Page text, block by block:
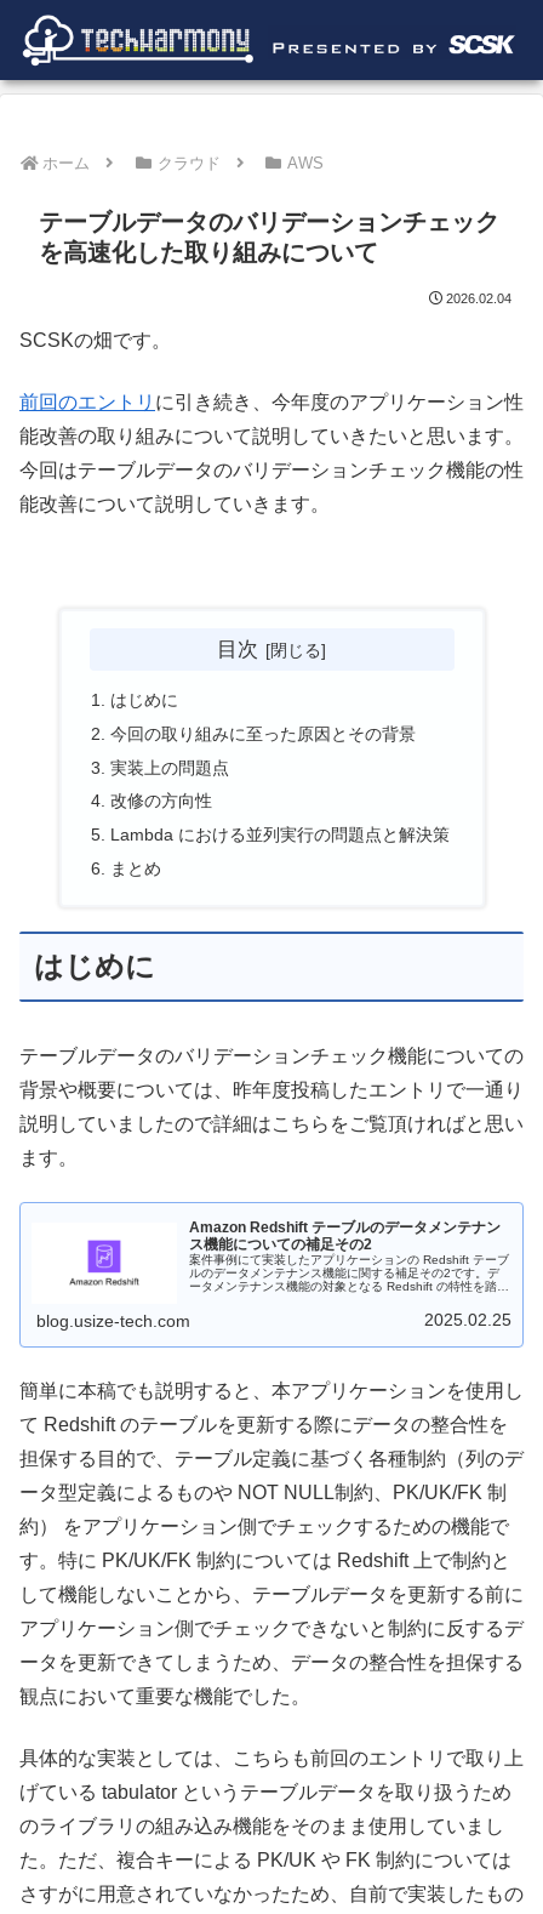
ホーム クラウド AWS
テーブルデータのバリデーションチェック
を高速化した取り組みについて
2026.02.04
SCSKの畑です。
前回のエントリ に引き続き、今年度のアプリケーション性
能改善の取り組みについて説明していきたいと思います。
今回はテーブルデータのバリデーションチェック機能の性
能改善について説明していきます。
目次
はじめに
今回の取り組みに至った原因とその背景
実装上の問題点
改修の方向性
Lambda における並列実行の問題点と解決策
まとめ
はじめに
テーブルデータのバリデーションチェック機能についての
背景や概要については、昨年度投稿したエントリで一通り
説明していましたので詳細はこちらをご覧頂ければと思い
ます。
Amazon Redshift テーブルのデータメンテナン
ス機能についての補足その2
案件事例にて実装したアプリケーションの Redshift テーブ
ルのデータメンテナンス機能に関する補足その2です。デ
ータメンテナンス機能の対象となる Redshift の特性を踏ま
があったポイント及び機能について記載しました。
blog.usize-tech.com 2025.02.25
簡単に本稿でも説明すると、本アプリケーションを使用し
て Redshift のテーブルを更新する際にデータの整合性を
担保する目的で、テーブル定義に基づく各種制約（列のデ
ータ型定義によるものや NOT NULL制約、PK/UK/FK 制
約） をアプリケーション側でチェックするための機能で
す。特に PK/UK/FK 制約については Redshift 上で制約と
して機能しないことから、テーブルデータを更新する前に
アプリケーション側でチェックできないと制約に反するデ
ータを更新できてしまうため、データの整合性を担保する
観点において重要な機能でした。
具体的な実装としては、こちらも前回のエントリで取り上
げている tabulator というテーブルデータを取り扱うため
のライブラリの組み込み機能をそのまま使用していまし
た。ただ、複合キーによる PK/UK や FK 制約については
さすがに用意されていなかったため、自前で実装したもの